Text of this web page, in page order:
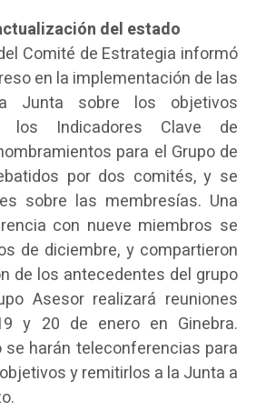
del estado
Comité de Estrategia informó
en la implementación de las
Junta sobre los objetivos
los Indicadores Clave de
para el Grupo de
por dos comités, y se
sobre las membresías. Una
con nueve miembros se
de diciembre, y compartieron
de los antecedentes del grupo
Asesor realizará reuniones
y 20 de enero en Ginebra.
se harán teleconferencias para
y remitirlos a la Junta a